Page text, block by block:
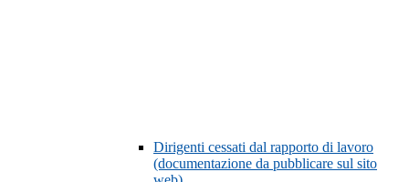
Dirigenti cessati dal rapporto di lavoro
(documentazione da pubblicare sul sito